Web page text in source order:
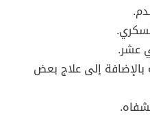
عشر.
إلى علاج بعض